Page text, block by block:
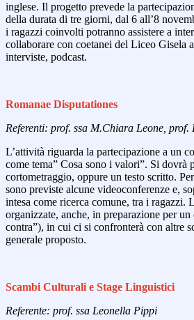
inglese. Il progetto prevede la
della durata di tre giorni, dal 6 all’8
i ragazzi coinvolti potranno assistere a
collaborare con coetanei del Liceo Gisela
interviste, podcast.
Romanae Disputationes
Referenti: prof. ssa M.Chiara Leone,
L’attività riguarda la partecipazione a un
come tema” Cosa sono i valori”. Si dovrà
cortometraggio, oppure un testo scritto.
sono previste alcune videoconferenze e,
intesa come ricerca comune, tra i ragazzi.
organizzate, anche, in preparazione per
contra”), in cui ci si confronterà con altre
generale proposto.
Scambi Culturali e Stage Linguistici
Referente: prof. ssa Leonella Pippi